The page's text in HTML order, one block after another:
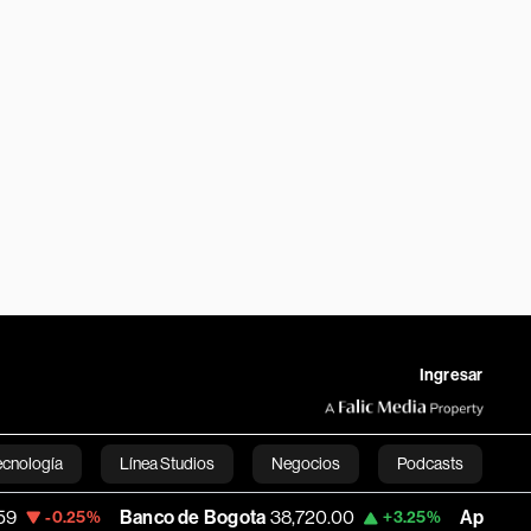
Ingresar
Línea Studios Negocios Podcasts
English
Banco de Bogota 38,720.00 +3.25% Apple 308.63